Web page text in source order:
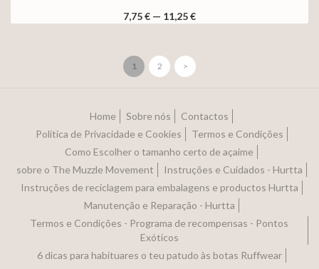
7,75 € — 11,25 €
1 2 >
Home Sobre nós
Contactos
Política de Privacidade e Cookies
Termos e Condições
Como Escolher o tamanho certo de açaime
sobre o The Muzzle Movement
Instruções e Cuidados - Hurtta
Instruções de reciclagem para embalagens e productos Hurtta
Manutenção e Reparação - Hurtta
Termos e Condições - Programa de recompensas - Pontos
Exóticos
6 dicas para habituares o teu patudo às botas Ruffwear